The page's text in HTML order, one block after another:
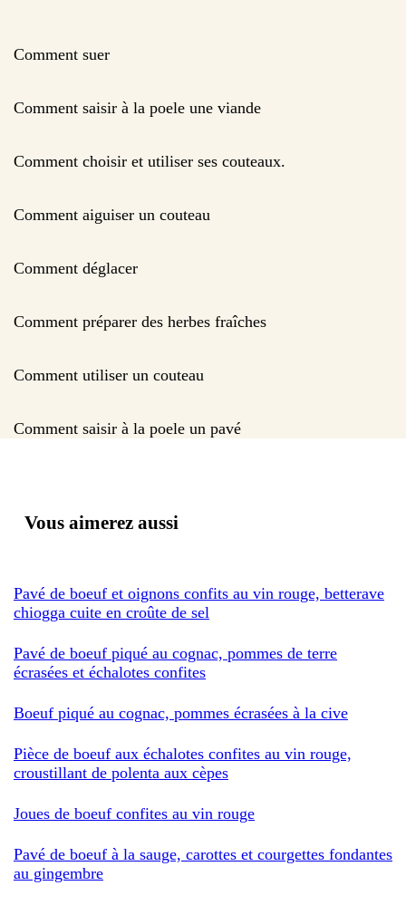
Comment suer
Comment saisir à la poele une viande
Comment choisir et utiliser ses couteaux.
Comment aiguiser un couteau
Comment déglacer
Comment préparer des herbes fraîches
Comment utiliser un couteau
Comment saisir à la poele un pavé
Vous aimerez aussi
Pavé de boeuf et oignons confits au vin rouge, betterave
chiogga cuite en croûte de sel
Pavé de boeuf piqué au cognac, pommes de terre
écrasées et échalotes confites
Boeuf piqué au cognac, pommes écrasées à la cive
Pièce de boeuf aux échalotes confites au vin rouge,
croustillant de polenta aux cèpes
Joues de boeuf confites au vin rouge
Pavé de boeuf à la sauge, carottes et courgettes fondantes
au gingembre